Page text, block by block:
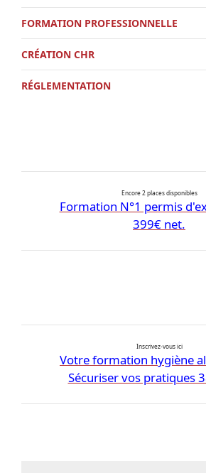
FORMATION PROFESSIONNELLE
CRÉATION CHR
RÉGLEMENTATION
Encore 2 places disponibles
Formation N°1 permis
399€ net.
Inscrivez-vous ici
Votre formation hygiène
Sécuriser vos pratiques